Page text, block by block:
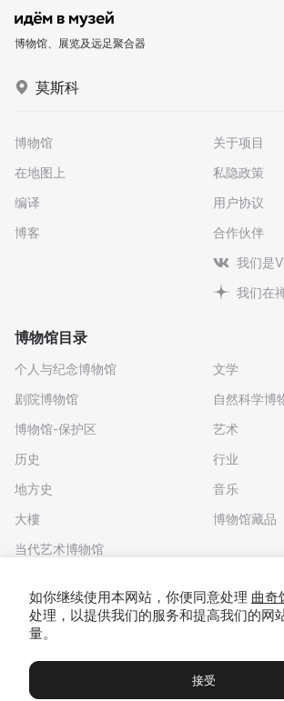
博物馆、展览及远足聚合器
莫斯科
博物馆
在地图上
编译
博客
关于项目
私隐政策
用户协议
合作伙伴
我们是
我们在
博物馆目录
个人与纪念博物馆
剧院博物馆
博物馆-保护区
历史
地方史
大樓
当代艺术博物馆
文学
自然科学博
艺术
行业
音乐
博物馆藏品
博物馆 展览及展览 Чаты
如你继续使用本网站，你便同意处理 曲奇
处理，以提供我们的服务和提高我们的网
量。
接受